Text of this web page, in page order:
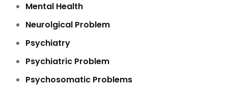
Mental Health
Neurolgical Problem
Psychiatry
Psychiatric Problem
Psychosomatic Problems